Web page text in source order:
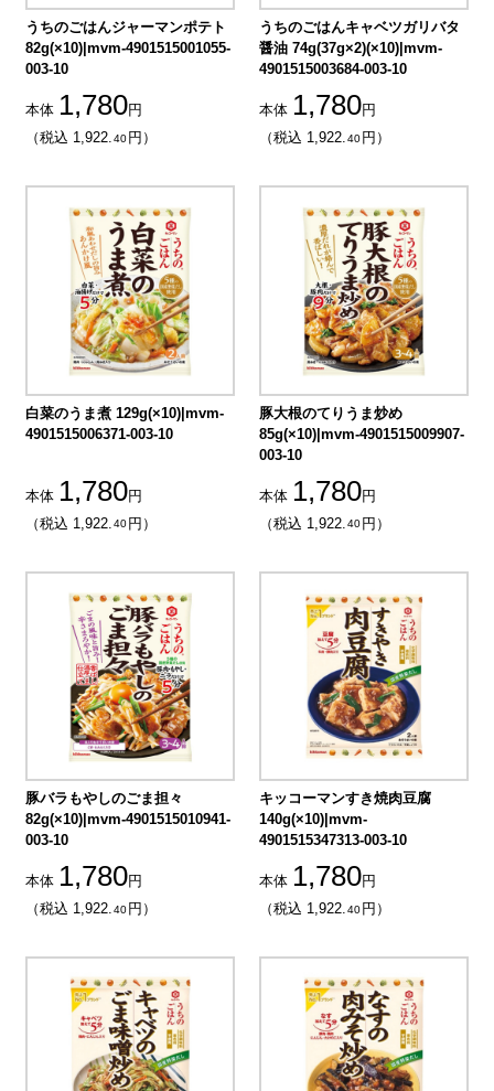
うちのごはんジャーマンポテト
82g(×10)|mvm-4901515001055-
003-10
本体 1,780円
（税込 1,922.40 円）
うちのごはんキャベツガリバタ
醤油 74g(37g×2)(×10)|mvm-
4901515003684-003-10
本体 1,780円
（税込 1,922.40 円）
白菜のうま煮 129g(×10)|mvm-
4901515006371-003-10
本体 1,780円
（税込 1,922. 40 円）
豚大根のてりうま炒め
85g(×10)|mvm-4901515009907-
003-10
本体 1,780円
（税込 1,922. 40円）
豚バラもやしのごま担々
82g(×10)|mvm-4901515010941-
003-10
本体 1,780円
（税込 1,922. 40 円）
キッコーマンすき焼肉豆腐
140g(×10)|mvm-
4901515347313-003-10
本体 1,780円
（税込 1,922. 40円）